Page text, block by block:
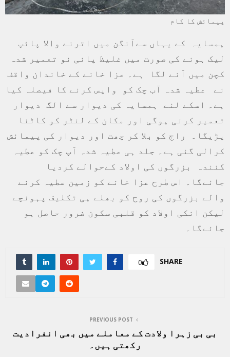
پیمائش کا کام
ہمسایہ کے یہاں سےآنگن میں اترنے والا پائپ
لیک ہونے کی صورت میں غلیظ پانی نو تعمیر شدہ
کچن میں آنے لگا ہے۔ عزا خانے کے خاندان واقف
نے عطیہ شدہ آب چک کو واپس کرنے کا فیصلہ کیا
ہے۔ اسکے لئے ہمسایہ کی دیوار سے الگ دیوار
تعمیر کرنی ہوگی اور مکان کے لنٹر کو کاٹنا
پڑیگا۔ راج کو بلا کر چھت اور دیوار کی پیمائش
کرالی گئی ہے۔ جلد ہی عطیہ شدہ آپ چک کو عطیہ
کنندہ بزرگوں کی اولاد کےحوالے کردیا
جائےگا۔ اس طرح عزا خانے کو زمین عطیہ کرنے
والے بزرگوں کی روح کو بھلے ہی تکلیف پہونچے
لیکن انکی اولاد کو قلبی سکون ضرور حاصل ہو
جائےگا۔
SHARE
0
PREVIOUS POST
بی بی زہرا ولادت کے معاملے میں بھی انفرادیت
رکھتی ہیں۔